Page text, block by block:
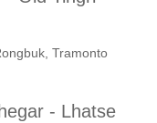
Tramonto
- Lhatse